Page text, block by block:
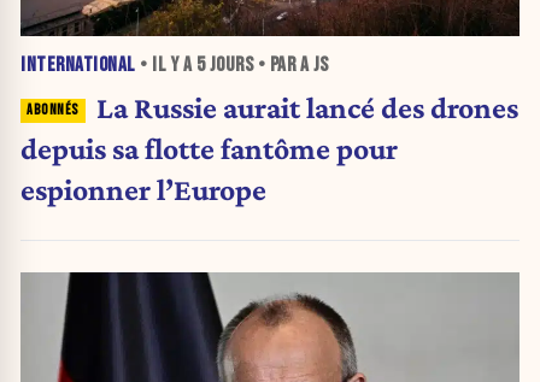
INTERNATIONAL • IL Y A 5 JOURS• PAR A JS
La Russie aurait lancé des drones
depuis sa flotte fantôme pour
espionner l’Europe